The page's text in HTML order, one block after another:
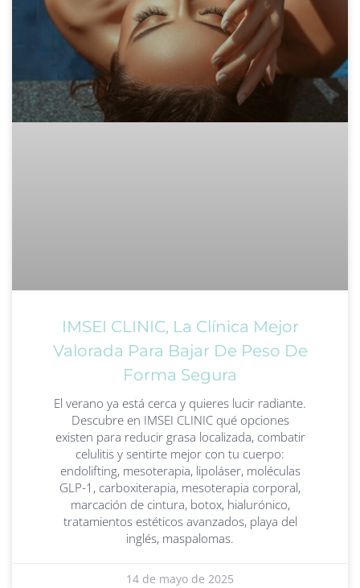
IMSEI CLINIC, La Clínica Mejor
Valorada Para Bajar De Peso De
Forma Segura
El verano ya está cerca y quieres lucir radiante.
Descubre en IMSEI CLINIC qué opciones
existen para reducir grasa localizada, combatir
celulitis y sentirte mejor con tu cuerpo:
endolifting, mesoterapia, lipoláser, moléculas
GLP-1, carboxiterapia, mesoterapia corporal,
marcación de cintura, botox, hialurónico,
tratamientos estéticos avanzados, playa del
inglés, maspalomas.
14 de mayo de 2025